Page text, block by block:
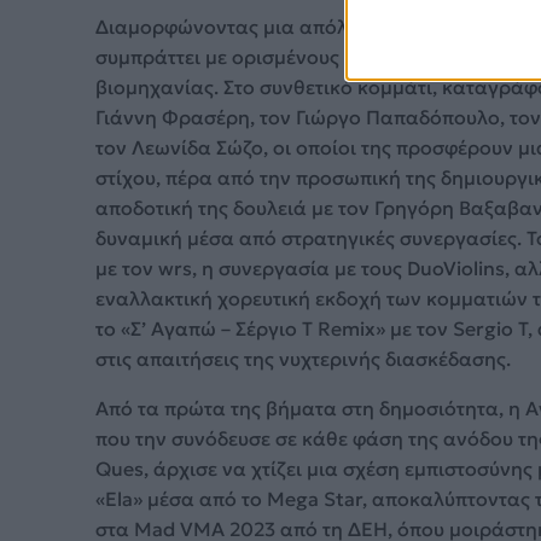
Διαμορφώνοντας μια απόλυτα ξεκάθαρη
συμπράττει με ορισμένους από τους πιο
βιομηχανίας. Στο συνθετικό κομμάτι,
Γιάννη Φρασέρη, τον Γιώργο Παπαδόπουλο,
τον Λεωνίδα Σώζο, οι οποίοι της προσφέρουν
στίχου, πέρα από την προσωπική της
αποδοτική της δουλειά με τον Γρηγόρη
δυναμική μέσα από στρατηγικές συνεργασίες.
με τον wrs, η συνεργασία με τους DuoViolins,
εναλλακτική χορευτική εκδοχή των κομματιών
το «Σ’ Αγαπώ – Σέργιο Τ Remix» με τον Sergio
στις απαιτήσεις της νυχτερινής διασκέδασης.
Από τα πρώτα της βήματα στη δημοσιότητα, η
που την συνόδευσε σε κάθε φάση της ανόδου
Ques, άρχισε να χτίζει μια σχέση
«Ela» μέσα από το Mega Star, αποκαλύπτοντας
στα Mad VMA 2023 από τη ΔΕΗ, όπου